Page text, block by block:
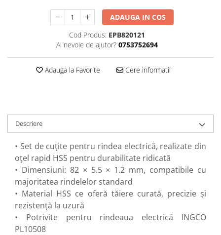
Pistol pentru vopsit
Hidrofoare
Prelungitoare
Rindele electrice
Accesorii rindele
Scule electrice
Accesorii pentru polizor
Accesorii scule electrice
Compresoare aer
Fierastrau sabie
Fierăstrău circular
ADAUGA IN COS
Cod Produs: EPB820121
Ai nevoie de ajutor? 0753752694
Adauga la Favorite Cere informatii
Descriere
• Set de cuțite pentru rindea electrică, realizate din
oțel rapid HSS pentru durabilitate ridicată
• Dimensiuni: 82 × 5.5 × 1.2 mm, compatibile cu
majoritatea rindelelor standard
• Material HSS ce oferă tăiere curată, precizie și
rezistență la uzură
• Potrivite pentru rindeaua electrică INGCO
PL10508